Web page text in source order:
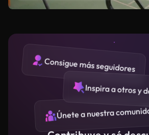
Consigue más seguidores
Inspira a otros y
Únete a nuestra